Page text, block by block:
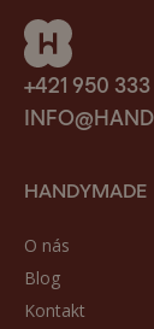
+421 950 333
HANDYMADE
O nás
Blog
Kontakt